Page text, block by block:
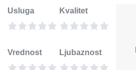
Usluga Kvalitet
Vrednost Ljubaznost